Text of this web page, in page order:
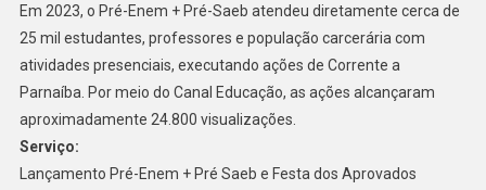
Em 2023, o Pré-Enem + Pré-Saeb atendeu diretamente cerca de
25 mil estudantes, professores e população carcerária com
atividades presenciais, executando ações de Corrente a
Parnaíba. Por meio do Canal Educação, as ações alcançaram
aproximadamente 24.800 visualizações.
Serviço:
Lançamento Pré-Enem + Pré Saeb e Festa dos Aprovados